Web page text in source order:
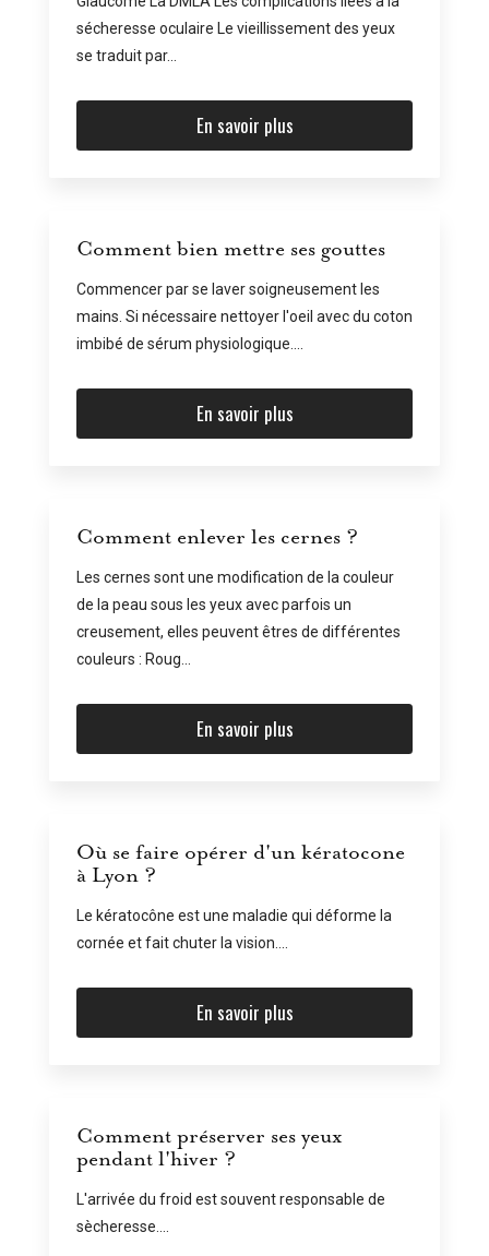
sécheresse oculaire Le vieillissement des yeux
se traduit par...
En savoir plus
Comment bien mettre ses gouttes
Commencer par se laver soigneusement les
mains. Si nécessaire nettoyer l'oeil avec du coton
imbibé de sérum physiologique....
En savoir plus
Comment enlever les cernes ?
Les cernes sont une modification de la couleur
de la peau sous les yeux avec parfois un
creusement, elles peuvent êtres de différentes
couleurs : Roug...
En savoir plus
Où se faire opérer d'un kératocone
à Lyon ?
Le kératocône est une maladie qui déforme la
cornée et fait chuter la vision....
En savoir plus
Comment préserver ses yeux
pendant l'hiver ?
L'arrivée du froid est souvent responsable de
sècheresse....